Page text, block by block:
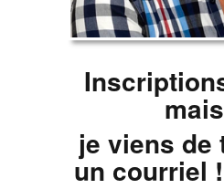
je viens de
un courriel